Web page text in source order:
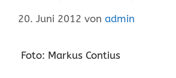
20. Juni 2012 von admin
Foto: Markus Contius